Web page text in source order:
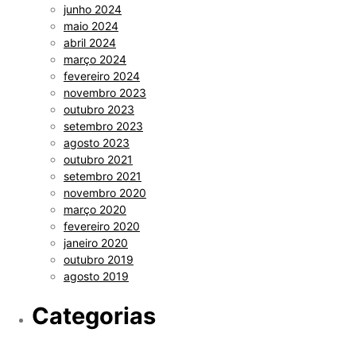
junho 2024
maio 2024
abril 2024
março 2024
fevereiro 2024
novembro 2023
outubro 2023
setembro 2023
agosto 2023
outubro 2021
setembro 2021
novembro 2020
março 2020
fevereiro 2020
janeiro 2020
outubro 2019
agosto 2019
Categorias